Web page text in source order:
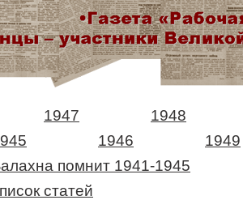
1947
1948
1946
1949
помнит 1941-1945
статей